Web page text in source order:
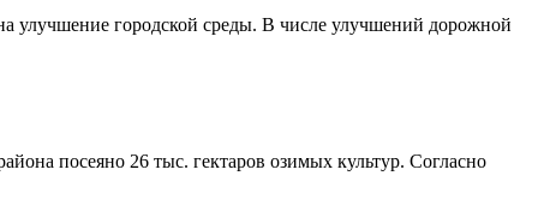
улучшение городской среды. В числе улучшений дорожной
посеяно 26 тыс. гектаров озимых культур. Согласно